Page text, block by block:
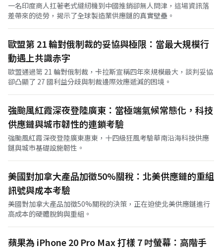
一名印度商人扛著老式縫紉機到中國推銷卻無人問津，這場資訊落
差帶來的徒勞，揭示了全球製造業供應鏈的真實壁壘。
歐盟第 21 輪對俄制裁的妥協與極限：當最大規模行
動遇上共識赤字
歐盟通過第 21 輪對俄制裁，卡拉斯宣稱四年來規模最大，談判妥協
卻凸顯了 27 國利益分歧與制裁邊際效應遞減的困境。
強颱風紅霞深夜登陸廣東：當極端氣候常態化，科技
供應鏈與城市韌性的連鎖考驗
強颱風紅霞深夜登陸廣東惠東，十四級狂風考驗華南沿海科技供應
鏈與城市基礎設施韌性。
美國對加拿大產品加徵50%關稅：北美供應鏈的重組
訊號與成本考驗
美國對加拿大產品加徵50%關稅的決策，正在迫使北美供應鏈進行
高成本的硬體脫鉤與重組。
蘋果為 iPhone 20 Pro Max 打樣 7 吋螢幕：高階手